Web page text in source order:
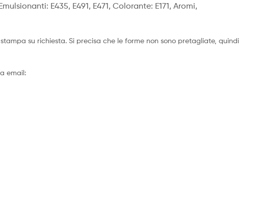
E435, E491, E471, Colorante: E171, Aromi,
su richiesta. Si precisa che le forme non sono pretagliate, quindi
email: